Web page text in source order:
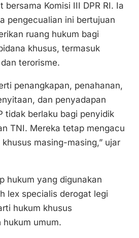
bersama Komisi III DPR RI. Ia
pengecualian ini bertujuan
ruang hukum bagi
khusus, termasuk
terorisme.
penangkapan, penahanan,
dan penyadapan
tidak berlaku bagi penyidik
TNI. Mereka tetap mengacu
masing-masing,” ujar
hukum yang digunakan
lex specialis derogat legi
hukum khusus
hukum umum.